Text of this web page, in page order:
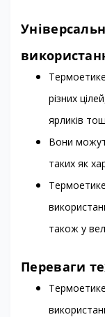
різних
ярликів
Вони
таких як
також у
Переваги